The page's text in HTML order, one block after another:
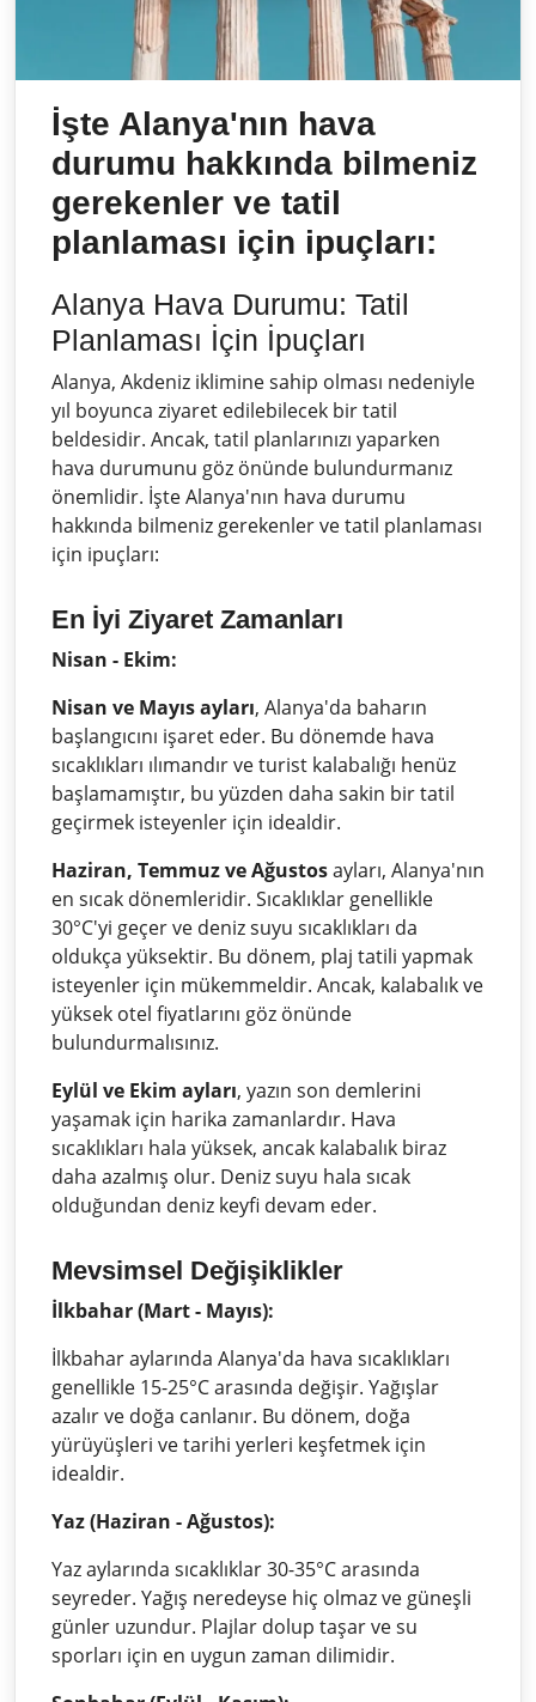
İşte Alanya'nın hava
durumu hakkında bilmeniz
gerekenler ve tatil
planlaması için ipuçları:
Alanya Hava Durumu: Tatil
Planlaması İçin İpuçları
Alanya, Akdeniz iklimine sahip olması nedeniyle
yıl boyunca ziyaret edilebilecek bir tatil
beldesidir. Ancak, tatil planlarınızı yaparken
hava durumunu göz önünde bulundurmanız
önemlidir. İşte Alanya'nın hava durumu
hakkında bilmeniz gerekenler ve tatil planlaması
için ipuçları:
En İyi Ziyaret Zamanları
Nisan - Ekim:
Nisan ve Mayıs ayları, Alanya'da baharın
başlangıcını işaret eder. Bu dönemde hava
sıcaklıkları ılımandır ve turist kalabalığı henüz
başlamamıştır, bu yüzden daha sakin bir tatil
geçirmek isteyenler için idealdir.
Haziran, Temmuz ve Ağustosayları, Alanya'nın
en sıcak dönemleridir. Sıcaklıklar genellikle
30°C'yi geçer ve deniz suyu sıcaklıkları da
oldukça yüksektir. Bu dönem, plaj tatili yapmak
isteyenler için mükemmeldir. Ancak, kalabalık ve
yüksek otel fiyatlarını göz önünde
bulundurmalısınız.
Eylül ve Ekim ayları, yazın son demlerini
yaşamak için harika zamanlardır. Hava
sıcaklıkları hala yüksek, ancak kalabalık biraz
daha azalmış olur. Deniz suyu hala sıcak
olduğundan deniz keyfi devam eder.
Mevsimsel Değişiklikler
İlkbahar (Mart - Mayıs):
İlkbahar aylarında Alanya'da hava sıcaklıkları
genellikle 15-25°C arasında değişir. Yağışlar
azalır ve doğa canlanır. Bu dönem, doğa
yürüyüşleri ve tarihi yerleri keşfetmek için
idealdir.
Yaz (Haziran - Ağustos):
Yaz aylarında sıcaklıklar 30-35°C arasında
seyreder. Yağış neredeyse hiç olmaz ve güneşli
günler uzundur. Plajlar dolup taşar ve su
sporları için en uygun zaman dilimidir.